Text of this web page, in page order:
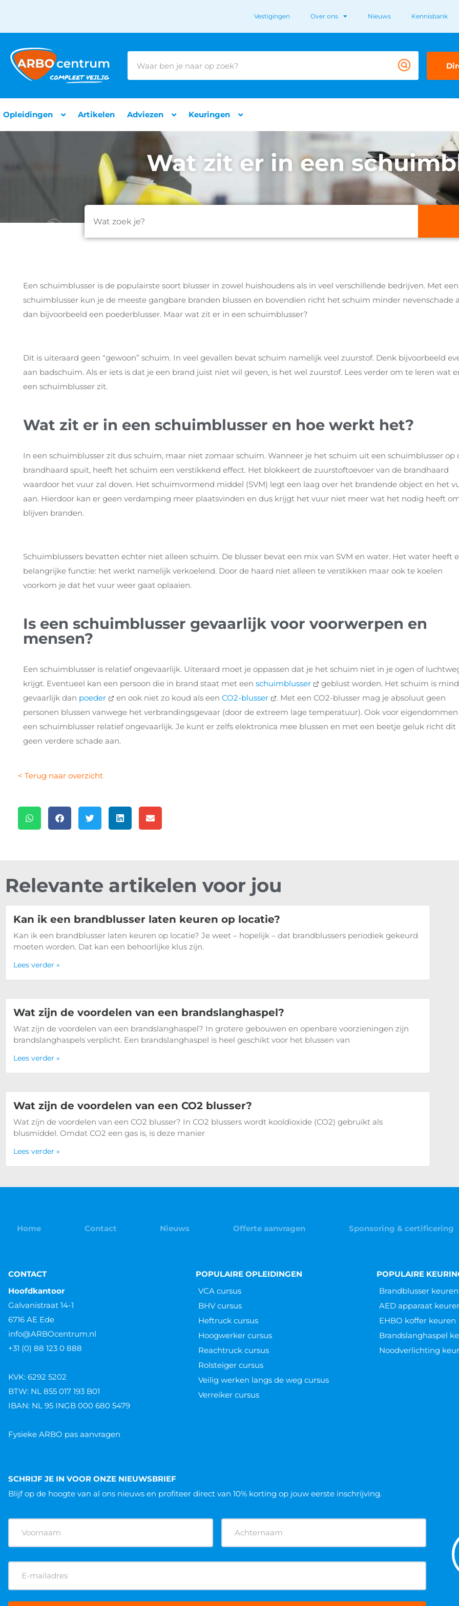
Vestigingen Over ons Nieuws Kennisbank
Opleidingen Artikelen Adviezen Keuringen
Wat zit er in een
Een schuimblusser is de populairste soort blusser in zowel huishoudens als in veel verschillende bedrijven. Met een
schuimblusser kun je de meeste gangbare branden blussen en bovendien richt het schuim minder nevenschade
dan bijvoorbeeld een poederblusser. Maar wat zit er in een schuimblusser?
Dit is uiteraard geen “gewoon” schuim. In veel gevallen bevat schuim namelijk veel zuurstof. Denk bijvoorbeeld
aan badschuim. Als er iets is dat je een brand juist niet wil geven, is het wel zuurstof. Lees verder om te leren wat
een schuimblusser zit.
Wat zit er in een schuimblusser en hoe werkt het?
In een schuimblusser zit dus schuim, maar niet zomaar schuim. Wanneer je het schuim uit een schuimblusser op
brandhaard spuit, heeft het schuim een verstikkend effect. Het blokkeert de zuurstoftoevoer van de brandhaard
waardoor het vuur zal doven. Het schuimvormend middel (SVM) legt een laag over het brandende object en het
aan. Hierdoor kan er geen verdamping meer plaatsvinden en dus krijgt het vuur niet meer wat het nodig heeft
blijven branden.
Schuimblussers bevatten echter niet alleen schuim. De blusser bevat een mix van SVM en water. Het water heeft
belangrijke functie: het werkt namelijk verkoelend. Door de haard niet alleen te verstikken maar ook te koelen
voorkom je dat het vuur weer gaat oplaaien.
Is een schuimblusser gevaarlijk voor voorwerpen en
mensen?
Een schuimblusser is relatief ongevaarlijk. Uiteraard moet je oppassen dat je het schuim niet in je ogen of
krijgt. Eventueel kan een persoon die in brand staat met een schuimblusser
geblust worden. Het schuim is
gevaarlijk dan poeder en ook niet zo koud als een CO2-blusser
. Met een CO2-blusser mag je absoluut geen
personen blussen vanwege het verbrandingsgevaar (door de extreem lage temperatuur). Ook voor eigendommen
een schuimblusser relatief ongevaarlijk. Je kunt er zelfs elektronica mee blussen en met een beetje geluk richt dit
geen verdere schade aan.
< Terug naar overzicht
Relevante artikelen voor jou
Kan ik een brandblusser laten keuren op locatie?
Kan ik een brandblusser laten keuren op locatie? Je weet – hopelijk – dat brandblussers periodiek gekeurd
moeten worden. Dat kan een behoorlijke klus zijn.
Lees verder »
Wat zijn de voordelen van een brandslanghaspel?
Wat zijn de voordelen van een brandslanghaspel? In grotere gebouwen en openbare voorzieningen zijn
brandslanghaspels verplicht. Een brandslanghaspel is heel geschikt voor het blussen van
Lees verder »
Wat zijn de voordelen van een CO2 blusser?
Wat zijn de voordelen van een CO2 blusser? In CO2 blussers wordt kooldioxide (CO2) gebruikt als
blusmiddel. Omdat CO2 een gas is, is deze manier
Lees verder »
Home Contact Nieuws Offerte aanvragen Sponsoring & certificering
CONTACT
Hoofdkantoor
Galvanistraat 14-1
6716 AE Ede
info@ARBOcentrum.nl
+31 (0) 88 123 0 888
KVK: 6292 5202
BTW: NL 855 017 193 B01
IBAN: NL 95 INGB 000 680 5479
Fysieke ARBO pas aanvragen
POPULAIRE OPLEIDINGEN
VCA cursus
BHV cursus
Heftruck cursus
Hoogwerker cursus
Reachtruck cursus
Rolsteiger cursus
Veilig werken langs de weg cursus
Verreiker cursus
POPULAIRE
Brandblusser keuren
AED apparaat
EHBO koffer keuren
Brandslanghaspel
Noodverlichting
SCHRIJF JE IN VOOR ONZE NIEUWSBRIEF
Blijf op de hoogte van al ons nieuws en profiteer direct van 10% korting op jouw eerste inschrijving.
E-
mailadres
(Vereist)